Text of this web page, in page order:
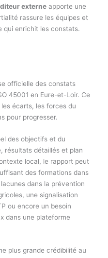
externe apporte une
rassure les équipes et
qui enrichit les constats.
officielle des constats
45001 en Eure-et-Loir. Ce
écarts, les forces du
pour progresser.
des objectifs et du
résultats détaillés et plan
local, le rapport peut
des formations dans
dans la prévention
une signalisation
ou encore un besoin
dans une plateforme
plus grande crédibilité au